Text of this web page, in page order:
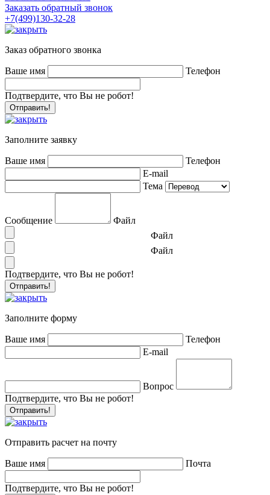
Заказать обратный звонок
+7(499)130-32-28
Заказ обратного звонка
Ваше имя Телефон
Подтвердите, что Вы не робот!
Заполните заявку
Ваше имя
Телефон
E-mail
Тема
Сообщение
Файл
Файл
Файл
Подтвердите, что Вы не робот!
Заполните форму
Ваше имя
Телефон
E-mail
Вопрос
Подтвердите, что Вы не робот!
Отправить расчет на почту
Ваше имя Почта
Подтвердите, что Вы не робот!